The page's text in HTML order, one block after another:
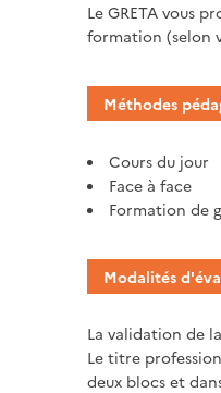
Le GRETA vous
formation (selon
Méthodes
Cours du jour
Face à face
Formation de
Modalités
La validation de
Le titre
deux blocs et